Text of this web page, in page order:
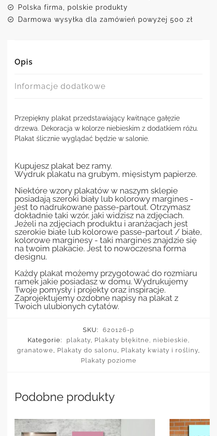
Polska firma, polskie produkty
Darmowa wysyłka dla zamówień powyżej 500 zł
Opis
Informacje dodatkowe
Przepiękny plakat przedstawiający kwitnące gałęzie
drzewa. Dekoracja w kolorze niebieskim z dodatkiem różu.
Plakat ślicznie wyglądać będzie w salonie.
Kupujesz plakat bez ramy.
Wydruk plakatu na grubym, mięsistym papierze.
Niektóre wzory plakatów w naszym sklepie
posiadają szeroki biały lub kolorowy margines -
jest to nadrukowane passe-partout. Otrzymasz
dokładnie taki wzór, jaki widzisz na zdjęciach.
Jeżeli na zdjęciach produktu i aranżacjach jest
szerokie białe lub kolorowe passe-partout / białe,
kolorowe marginesy - taki margines znajdzie się
na twoim plakacie. Jest to nowoczesna forma
designu.
Każdy plakat możemy przygotować do rozmiaru
ramek jakie posiadasz w domu. Wydrukujemy
Twoje pomysły i projekty oraz inspiracje.
Zaprojektujemy ozdobne napisy na plakat z
Twoich ulubionych cytatów.
SKU:
620126-p
Kategorie:
plakaty, Plakaty błękitne, niebieskie,
granatowe, Plakaty do salonu , Plakaty kwiaty i rośliny,
Plakaty poziome
Podobne produkty